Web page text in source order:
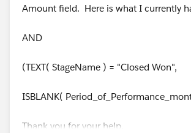
Amount field. Here is what I currently
AND
(TEXT( StageName ) = "Closed Won",
ISBLANK(
Thank you for your help.